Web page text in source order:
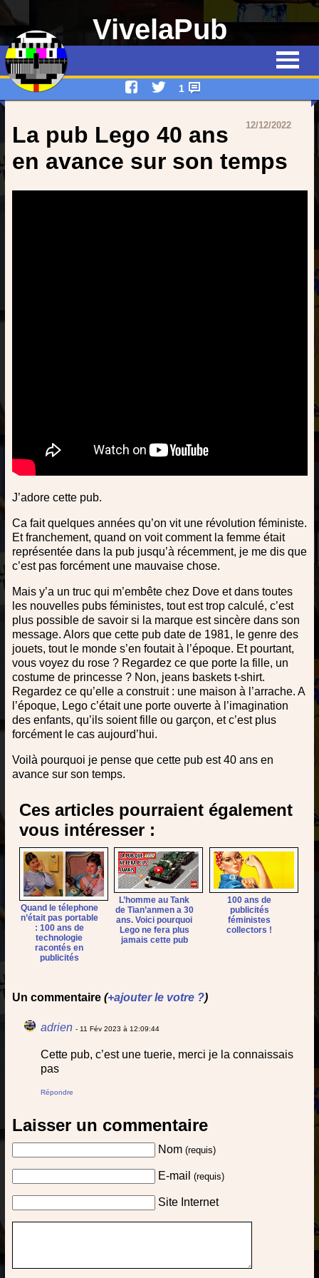
VivelaPub
Quiz
Qui suis-je ?
Interviews
1
12/12/2022
La pub Lego 40 ans
en avance sur son temps
J’adore cette pub.
Ca fait quelques années qu’on vit une révolution féministe.
Et franchement, quand on voit comment la femme était
représentée dans la pub jusqu’à récemment, je me dis que
c’est pas forcément une mauvaise chose.
Mais y’a un truc qui m’embête chez Dove et dans toutes
les nouvelles pubs féministes, tout est trop calculé, c’est
plus possible de savoir si la marque est sincère dans son
message. Alors que cette pub date de 1981, le genre des
jouets, tout le monde s’en foutait à l’époque. Et pourtant,
vous voyez du rose ? Regardez ce que porte la fille, un
costume de princesse ? Non, jeans baskets t-shirt.
Regardez ce qu’elle a construit : une maison à l’arrache. A
l’époque, Lego c’était une porte ouverte à l’imagination
des enfants, qu’ils soient fille ou garçon, et c’est plus
forcément le cas aujourd’hui.
Voilà pourquoi je pense que cette pub est 40 ans en
avance sur son temps.
Ces articles pourraient également
vous intéresser :
Quand le télephone
n’était pas portable
: 100 ans de
technologie
racontés en
publicités
L’homme au Tank
de Tian’anmen a 30
ans. Voici pourquoi
Lego ne fera plus
jamais cette pub
100 ans de
publicités
féministes
collectors !
Un commentaire (+ajouter le votre ?)
adrien - 11 Fév 2023 à 12:09:44
Cette pub, c’est une tuerie, merci je la connaissais
pas
Répondre
Laisser un commentaire
Nom (requis)
E-mail (requis)
Site Internet